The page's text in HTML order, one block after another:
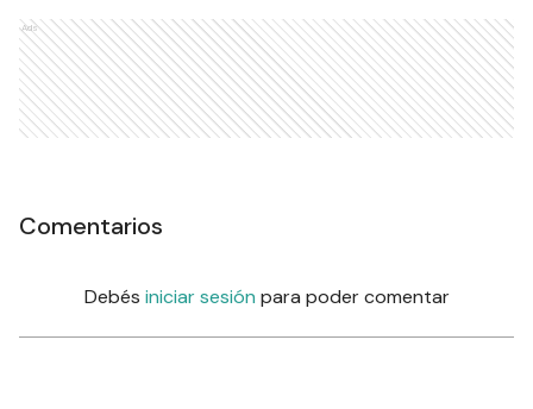
Ads
Comentarios
Debés iniciar sesión para poder comentar